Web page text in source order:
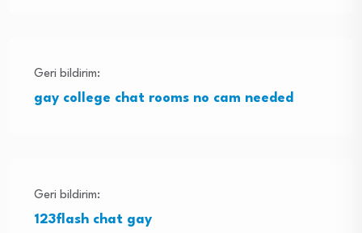
Geri bildirim:
gay college chat rooms no cam needed
Geri bildirim:
123flash chat gay